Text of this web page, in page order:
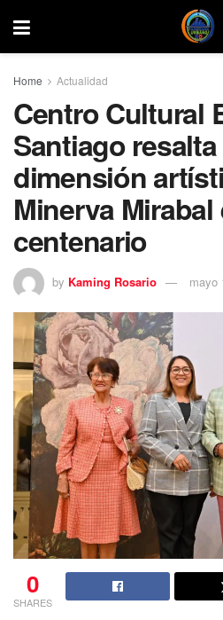
Home Actualidad
Centro Cultural
Santiago
dimensión
Minerva Mirabal
centenario
by Kaming Rosario mayo
0
SHARES